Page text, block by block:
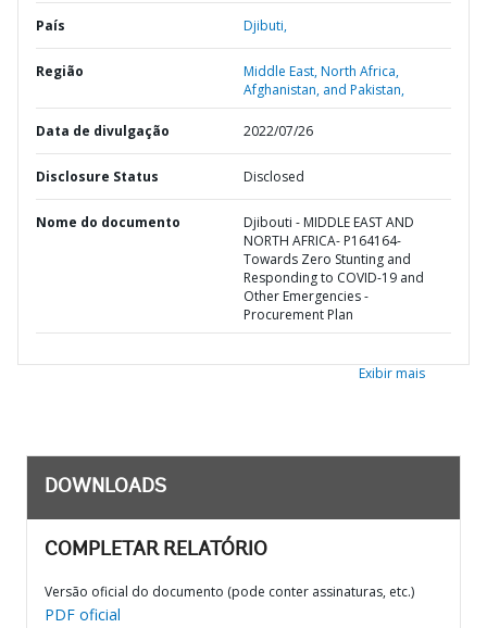
País Djibuti,
Região
Middle East, North Africa,
Afghanistan, and Pakistan,
Data de divulgação 2022/07/26
Disclosure Status Disclosed
Nome do documento
Djibouti - MIDDLE EAST AND
NORTH AFRICA- P164164-
Towards Zero Stunting and
Responding to COVID-19 and
Other Emergencies -
Procurement Plan
Exibir mais
DOWNLOADS
COMPLETAR RELATÓRIO
Versão oficial do documento (pode conter assinaturas, etc.)
PDF oficial